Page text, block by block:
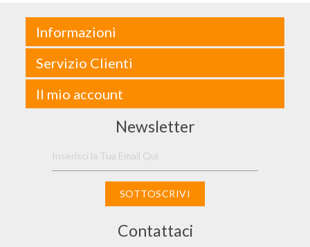
Informazioni
Servizio Clienti
Il mio account
Newsletter
SOTTOSCRIVI
Contattaci